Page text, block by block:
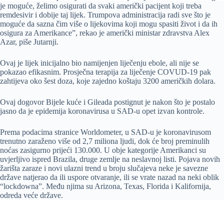
je moguće, želimo osigurati da svaki američki pacijent koji treba
remdesivir i dobije taj lijek. Trumpova administracija radi sve što je
moguće da sazna čim više o lijekovima koji mogu spasiti život i da ih
osigura za Amerikance”, rekao je američki ministar zdravstva Alex
Azar, piše Jutarnji.
Ovaj je lijek inicijalno bio namijenjen liječenju ebole, ali nije se
pokazao efikasnim. Prosječna terapija za liječenje COVUD-19 pak
zahtijeva oko šest doza, koje zajedno koštaju 3200 američkih dolara.
Ovaj dogovor Bijele kuće i Gileada postignut je nakon što je postalo
jasno da je epidemija koronavirusa u SAD-u opet izvan kontrole.
Prema podacima stranice Worldometer, u SAD-u je koronavirusom
trenutno zaraženo više od 2,7 miliona ljudi, dok će broj preminulih
noćas zasigurno prijeći 130.000. U obje kategorije Amerikanci su
uvjerljivo ispred Brazila, druge zemlje na neslavnoj listi. Pojava novih
žarišta zaraze i novi ulazni trend u broju slučajeva neke je savezne
države natjerao da ili uspore otvaranje, ili se vrate nazad na neki oblik
“lockdowna”. Među njima su Arizona, Texas, Florida i Kalifornija,
odreda veće države.